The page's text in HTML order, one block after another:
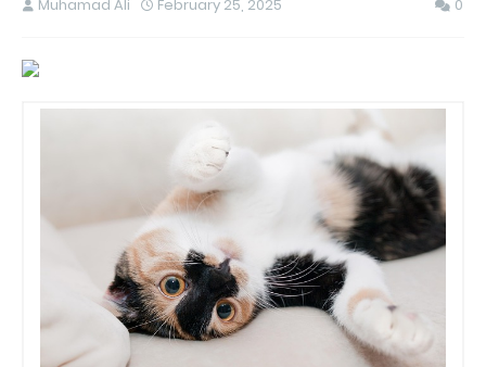
Muhamad Ali February 25, 2025 0